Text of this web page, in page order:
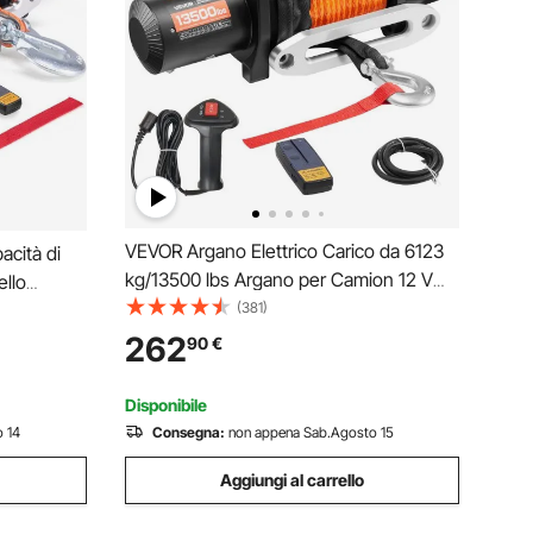
di
cm 12
per
14
VEVOR Argano Elettrico Carico da 6123
kg/13500 lbs Argano per Camion 12 V
CC con Corda Sintetica Φ9,5 mm x 24 m
Telecomando Senza FilI e Cablato,
Verricello Elettrico per Traino Fuoristrada
SUV Jeep
(381)
26290€
Disponibile
Consegna: non appena Sab.Agosto 15
Aggiungi al carrello